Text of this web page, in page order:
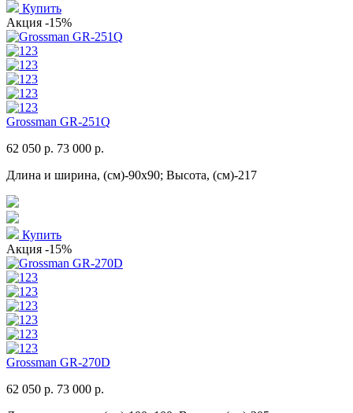
Купить
Акция -15%
Grossman GR-251Q
62 050 р. 73 000 р.
Длина и ширина, (см)-90x90; Высота, (см)-217
Купить
Акция -15%
Grossman GR-270D
62 050 р. 73 000 р.